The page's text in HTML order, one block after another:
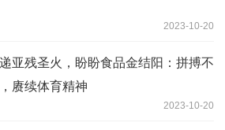
2023-10-20
亚残圣火，盼盼食品金结阳：拼搏不
赓续体育精神
2023-10-20